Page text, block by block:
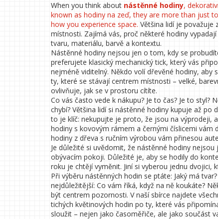
When you think about nástěnné hodiny,
known as hodiny na zeď, they are more than just
how you experience space. Většina lidí je považuje
místnosti. Zajímá vás, proč některé hodiny
tvaru, materiálu, barvě a kontextu.
Nástěnné hodiny nejsou jen o tom, kdy se
preferujete klasický mechanický tick, který vás
nejméně viditelný. Někdo volí dřevěné hodiny,
ty, které se stávají centrem místnosti – velké,
ovlivňuje, jak se v prostoru cítíte.
Co vás často vede k nákupu? Je to čas? Je to
chybí? Většina lidí si nástěnné hodiny kupuje až
to je klíč: nekupujte je proto, že jsou na výprodeji,
hodiny s kovovým rámem a černými číslicemi
hodiny z dřeva s ručním výrobou vám přinesou
Je důležité si uvědomit, že nástěnné hodiny
obývacím pokoji. Důležité je, aby se hodily do
roku je chtějí vyměnit. Jiní si vyberou jednu
Při výběru nástěnných hodin se ptáte: Jaký má
nejdůležitější: Co vám říká, když na ně koukáte?
být centrem pozornosti. V naší sbírce najdete
tichých květinových hodin po ty, které vás
sloužit – nejen jako časoměřiče, ale jako součást